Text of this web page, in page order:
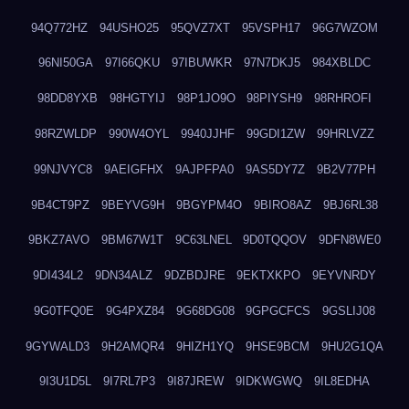
94Q772HZ 94USHO25 95QVZ7XT 95VSPH17 96G7WZOM
96NI50GA 97I66QKU 97IBUWKR 97N7DKJ5 984XBLDC
98DD8YXB 98HGTYIJ 98P1JO9O 98PIYSH9 98RHROFI
98RZWLDP 990W4OYL 9940JJHF 99GDI1ZW 99HRLVZZ
99NJVYC8 9AEIGFHX 9AJPFPA0 9AS5DY7Z 9B2V77PH
9B4CT9PZ 9BEYVG9H 9BGYPM4O 9BIRO8AZ 9BJ6RL38
9BKZ7AVO 9BM67W1T 9C63LNEL 9D0TQQOV 9DFN8WE0
9DI434L2 9DN34ALZ 9DZBDJRE 9EKTXKPO 9EYVNRDY
9G0TFQ0E 9G4PXZ84 9G68DG08 9GPGCFCS 9GSLIJ08
9GYWALD3 9H2AMQR4 9HIZH1YQ 9HSE9BCM 9HU2G1QA
9I3U1D5L 9I7RL7P3 9I87JREW 9IDKWGWQ 9IL8EDHA